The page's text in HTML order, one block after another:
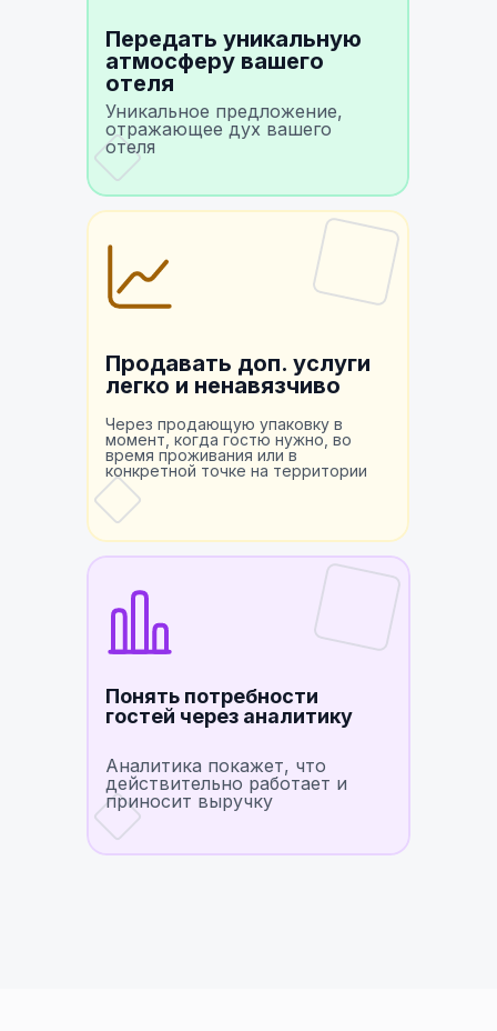
Передать уникальную
атмосферу вашего
отеля
Уникальное предложение,
отражающее дух вашего
отеля
Продавать доп. услуги
легко и ненавязчиво
Через продающую упаковку в
момент, когда гостю нужно, во
время проживания или в
конкретной точке на территории
Понять потребности
гостей через аналитику
Аналитика покажет, что
действительно работает и
приносит выручку